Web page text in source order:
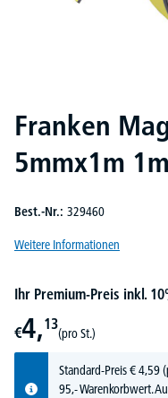
Franken
5mmx1m
Best.-Nr.: 329460
Weitere Informationen
Ihr Premium-Preis inkl.
€4,13
(pro St.)
Standard-Preis€4,59
95,- Warenkorbwert.